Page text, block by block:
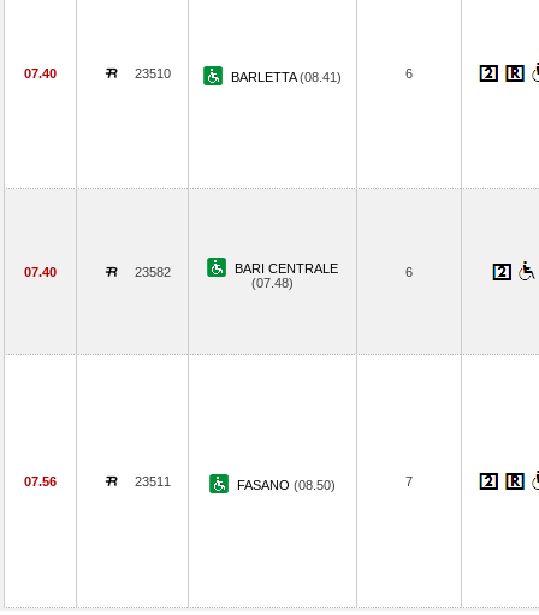
07.40 23510 BARLETTA(08.41) 6
07.40 23582
BARI CENTRALE
(07.48)
6
07.56 23511 FASANO (08.50) 7